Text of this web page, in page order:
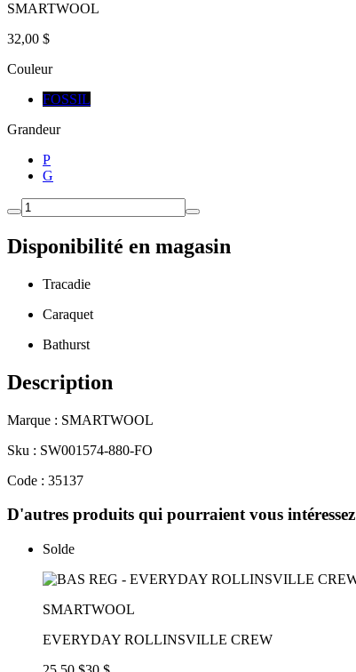
SMARTWOOL
32,00 $
Couleur
FOSSIL
Grandeur
P
G
Disponibilité en magasin
Tracadie
Caraquet
Bathurst
Description
Marque : SMARTWOOL
Sku : SW001574-880-FO
Code : 35137
D'autres produits qui pourraient vous intéressez
Solde
SMARTWOOL
EVERYDAY ROLLINSVILLE CREW